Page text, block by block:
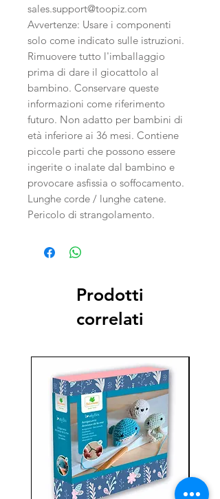
sales.support@toopiz.com
Avvertenze: Usare i componenti
solo come indicato sulle istruzioni.
Rimuovere tutto l'imballaggio
prima di dare il giocattolo al
bambino. Conservare queste
informazioni come riferimento
futuro. Non adatto per bambini di
età inferiore ai 36 mesi. Contiene
piccole parti che possono essere
ingerite o inalate dal bambino e
provocare asfissia o soffocamento.
Lunghe corde / lunghe catene.
Pericolo di strangolamento.
Prodotti
correlati